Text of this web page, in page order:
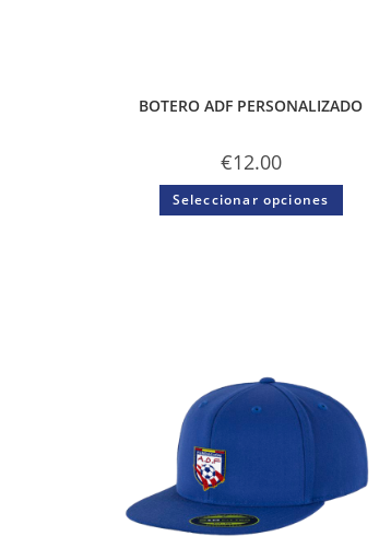
BOTERO ADF PERSONALIZADO
€12.00
Seleccionar opciones